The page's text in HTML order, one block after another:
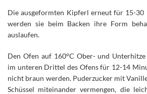
Die ausgeformten Kipferl erneut für 15-30
werden sie beim Backen ihre Form
auslaufen.
Den Ofen auf 160°C Ober- und
im unteren Drittel des Ofens für 12-14
nicht braun werden. Puderzucker mit
Schüssel miteinander vermengen, die